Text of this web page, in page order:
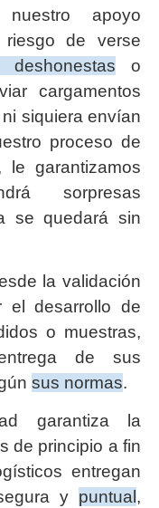
apoyo
de verse
deshonestas o
cargamentos
siquiera envían
proceso de
garantizamos
sorpresas
se quedará sin
la validación
el desarrollo de
o muestras,
de sus
sus normas.
garantiza la
de principio a fin
entregan
y puntual ,